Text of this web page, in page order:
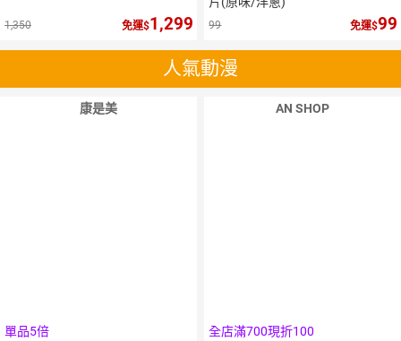
1,350 免運 1,299 99 免運 99
人氣動漫
康是美
單品5倍
AN SHOP
全店滿700現折100